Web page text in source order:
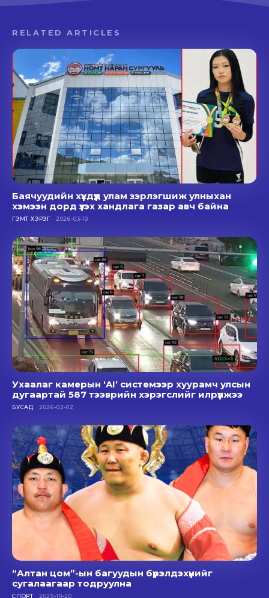
RELATED ARTICLES
Баячуудийн хүүхдүүд улам зэрлэгшиж улныхан
хэмээн дорд үзэх хандлага газар авч байна
ГЭМТ ХЭРЭГ 2026-03-10
Ухаалаг камерын ‘AI’ системээр хуурамч улсын
дугаартай 587 тээврийн хэрэгслийг илрүүлжээ
БУСАД 2026-02-02
“Алтан цом”-ын багуудын бүрэлдэхүүнийг
сугалаагаар тодруулна
СПОРТ 2025-10-20